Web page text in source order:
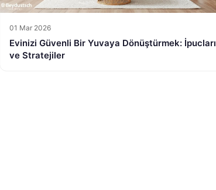
01 Mar 2026
Evinizi Güvenli Bir Yuvaya Dönüştürmek: İpucları
ve Stratejiler